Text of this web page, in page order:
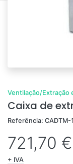
Ventilação/Extração
Caixa de
Referência:
721,70 €
+ IVA